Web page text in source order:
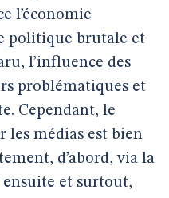
l’économie
politique brutale et
l’influence des
problématiques et
Cependant, le
les médias est bien
d’abord, via la
et surtout,